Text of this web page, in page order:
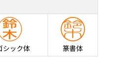
シック体 篆書体